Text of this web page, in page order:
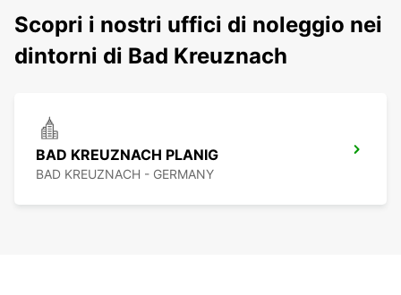
Scopri i nostri uffici di noleggio nei
dintorni di Bad Kreuznach
BAD KREUZNACH PLANIG
BAD KREUZNACH - GERMANY